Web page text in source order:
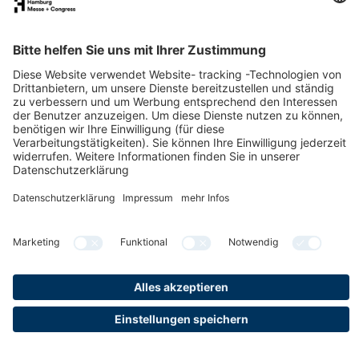
eNews
Kontakt
Presse
Datenschutz